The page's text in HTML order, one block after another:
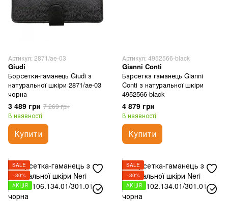
Артикул: 2871/ae-03
Giudi
Борсетки-гаманець Giudi з
натуральної шкіри 2871/ae-03
чорна
3 489 грн 7 269 грн
В наявності
Купити
Артикул: 4952566-black
Gianni Conti
Барсетка гаманець Gianni
Conti з натуральної шкіри
4952566-black
4 879 грн
В наявності
Купити
SALE
−30%
АКЦІЯ
SALE
−30%
АКЦІЯ